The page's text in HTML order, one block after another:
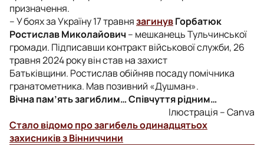
призначення.
– У боях за Україну 17 травнязагинувГорбатюк
Ростислав Миколайович – мешканець Тульчинської
громади. Підписавши контракт військової служби, 26
травня 2024 року він став на захист
Батьківщини. Ростислав обійняв посаду помічника
гранатометника. Мав позивний «Душман».
Вічна пам’ять загиблим… Співчуття рідним…
Ілюстрація – Canva
Стало відомо про загибель одинадцятьох
захисників з Вінниччини